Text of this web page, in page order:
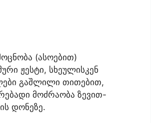
(ასოებით)
ჟესტი, სხეულისკენ
გაშლილი თითებით,
მოძრაობა ზევით-
დონეზე.